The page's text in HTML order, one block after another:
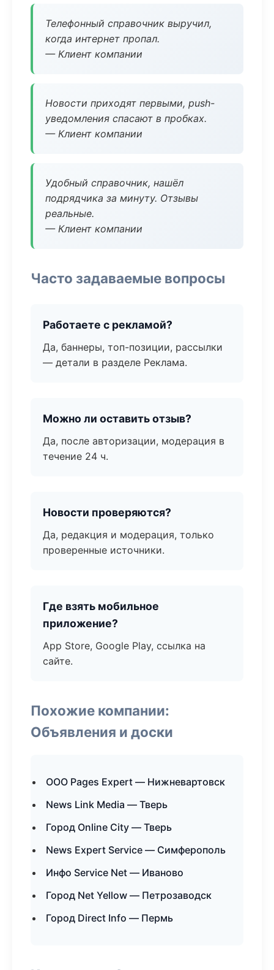
Телефонный справочник выручил,
когда интернет пропал.
— Клиент компании
Новости приходят первыми, push-
уведомления спасают в пробках.
— Клиент компании
Удобный справочник, нашёл
подрядчика за минуту. Отзывы
реальные.
— Клиент компании
Часто задаваемые вопросы
Работаете с рекламой?
Да, баннеры, топ-позиции, рассылки
— детали в разделе Реклама.
Можно ли оставить отзыв?
Да, после авторизации, модерация в
течение 24 ч.
Новости проверяются?
Да, редакция и модерация, только
проверенные источники.
Где взять мобильное
приложение?
App Store, Google Play, ссылка на
сайте.
Похожие компании:
Объявления и доски
ООО Pages Expert — Нижневартовск
News Link Media — Тверь
Город Online City — Тверь
News Expert Service — Симферополь
Инфо Service Net — Иваново
Город Net Yellow — Петрозаводск
Город Direct Info — Пермь